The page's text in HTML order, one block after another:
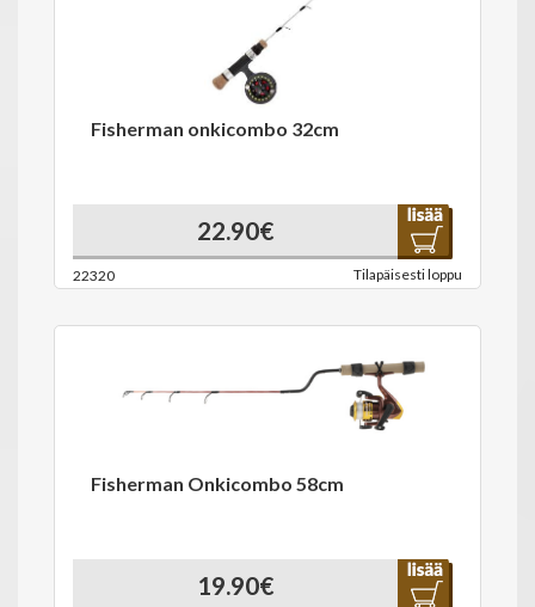
Fisherman onkicombo 32cm
22.90€
22320 Tilapäisesti loppu
Fisherman Onkicombo 58cm
19.90€